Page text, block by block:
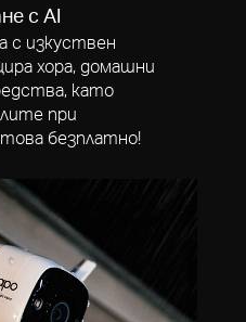
с AI
с изкуствен
хора, домашни
като
при
безплатно!